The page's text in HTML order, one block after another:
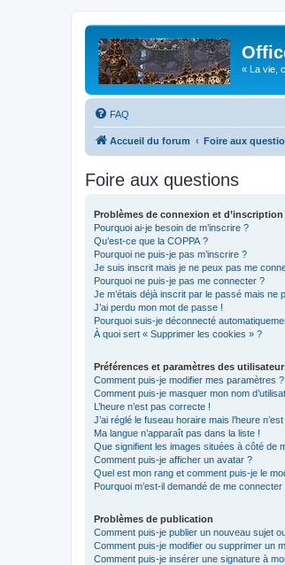
« La vie,
FAQ
Accueil du forum Foire aux
Foire aux questions
Problèmes de connexion et d’inscription
Pourquoi ai-je besoin de m’inscrire ?
Qu’est-ce que la COPPA ?
Pourquoi ne puis-je pas m’inscrire ?
Je suis inscrit mais je ne peux pas me
Pourquoi ne puis-je pas me connecter ?
Je m’étais déjà inscrit par le passé mais ne
J’ai perdu mon mot de passe !
Pourquoi suis-je déconnecté
À quoi sert « Supprimer les cookies » ?
Préférences et paramètres des
Comment puis-je modifier mes paramètres ?
Comment puis-je masquer mon nom
L’heure n’est pas correcte !
J’ai réglé le fuseau horaire mais l’heure
Ma langue n’apparaît pas dans la liste !
Que signifient les images situées à côté de
Comment puis-je afficher un avatar ?
Quel est mon rang et comment puis-je le
Pourquoi m’est-il demandé de me
Problèmes de publication
Comment puis-je publier un nouveau sujet
Comment puis-je modifier ou supprimer un
Comment puis-je insérer une signature à